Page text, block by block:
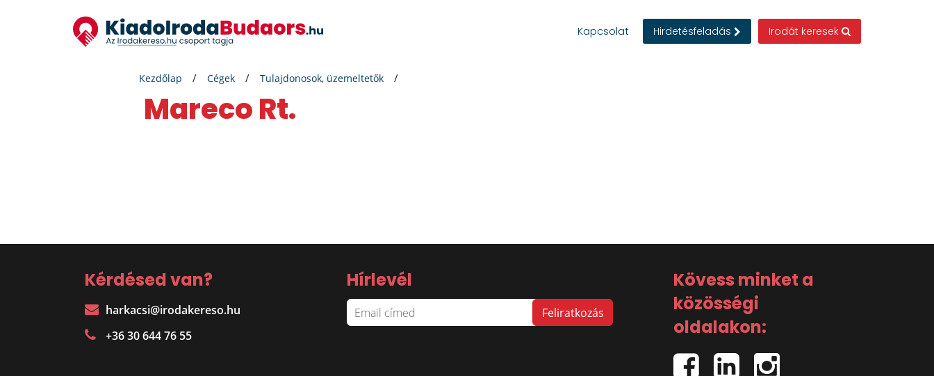
Kapcsolat Hirdetésfeladás Irodát keresek
Kezdőlap Cégek Tulajdonosok, üzemeltetők
Mareco Rt.
Kérdésed van?
harkacsi@irodakereso.hu
+36 30 644 76 55
Hírlevél
Kövess minket a
közösségi
oldalakon: